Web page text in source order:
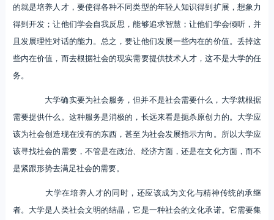
的就是培养人才，要使得各种不同类型的年轻人知识得到扩展，想象力
得到开发；让他们学会自我反思，能够追求智慧；让他们学会倾听，并
且发展理性对话的能力。总之，要让他们发展一些内在的价值。丢掉这
些内在价值，而去根据社会的现实需要提供技术人才，这不是大学的任
务。
大学确实要为社会服务，但并不是社会需要什么，大学就根据
需要提供什么。这种服务是消极的，长远来看是扼杀原创力的。大学应
该为社会创造现在没有的东西，甚至为社会发展指示方向。所以大学应
该寻找社会的需要，不管是在政治、经济方面，还是在文化方面，而不
是紧跟形势去满足社会的需要。
大学在培养人才的同时，还应该成为文化与精神传统的承继
者。大学是人类社会文明的结晶，它是一种社会的文化承诺。它需要集